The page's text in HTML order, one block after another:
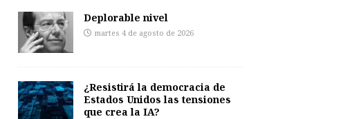
Deplorable nivel
martes 4 de agosto de 2026
¿Resistirá la democracia de
Estados Unidos las tensiones
que crea la IA?